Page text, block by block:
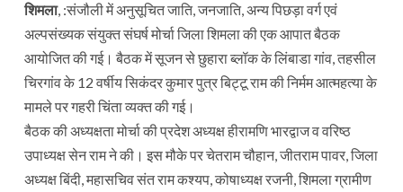
शिमला, :संजौली में अनुसूचित जाति, जनजाति, अन्य पिछड़ा वर्ग एवं
अल्पसंख्यक संयुक्त संघर्ष मोर्चा जिला शिमला की एक आपात बैठक
आयोजित की गई। बैठक में सूजन से छुहारा ब्लॉक के लिंबाडा गांव, तहसील
चिरगांव के 12 वर्षीय सिकंदर कुमार पुत्र बिट्टू राम की निर्मम आत्महत्या के
मामले पर गहरी चिंता व्यक्त की गई।
बैठक की अध्यक्षता मोर्चा की प्रदेश अध्यक्ष हीरामणि भारद्वाज व वरिष्ठ
उपाध्यक्ष सेन राम ने की। इस मौके पर चेतराम चौहान, जीतराम पावर, जिला
अध्यक्ष बिंदी, महासचिव संत राम कश्यप, कोषाध्यक्ष रजनी, शिमला ग्रामीण